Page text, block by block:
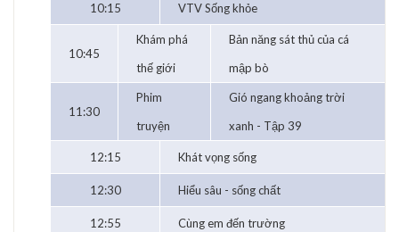
10:15 VTV Sống khỏe
10:45
Khám phá
thế giới
Bản năng sát thủ của cá
mập bò
11:30
Phim
truyện
Gió ngang khoảng trời
xanh - Tập 39
12:15 Khát vọng sống
12:30 Hiểu sâu - sống chất
12:55 Cùng em đến trường